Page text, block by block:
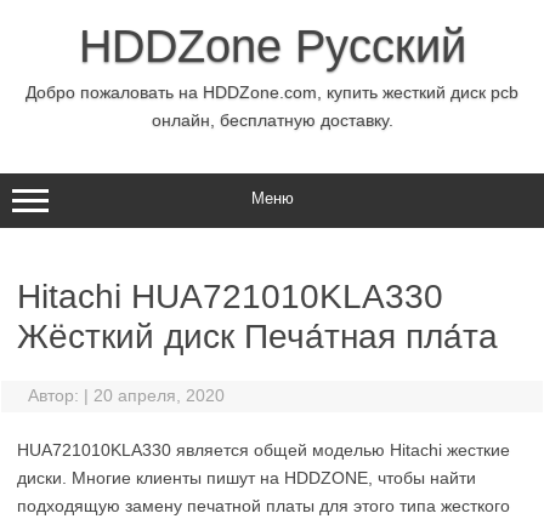
содержимомуHDDZone Русский
Добро пожаловать на HDDZone.com, купить жесткий диск pcb
онлайн, бесплатную доставку.
Меню
Hitachi HUA721010KLA330
Жёсткий диск Печа́тная пла́та
Автор: | 20 апреля, 2020
HUA721010KLA330 является общей моделью Hitachi жесткие
диски. Многие клиенты пишут на HDDZONE, чтобы найти
подходящую замену печатной платы для этого типа жесткого